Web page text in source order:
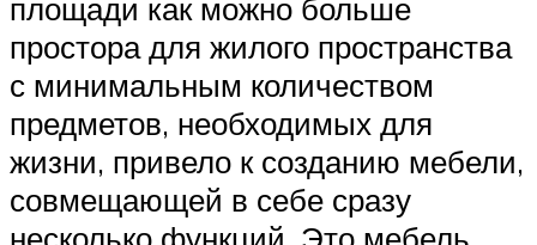
площади как можно больше
простора для жилого пространства
с минимальным количеством
предметов, необходимых для
жизни, привело к созданию мебели,
совмещающей в себе сразу